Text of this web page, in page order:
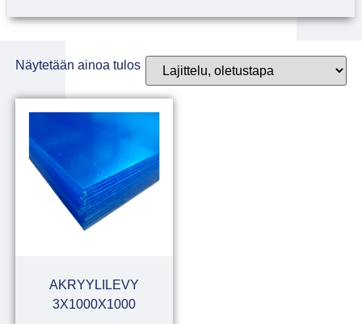
Näytetään ainoa tulos
AKRYYLILEVY
3X1000X1000